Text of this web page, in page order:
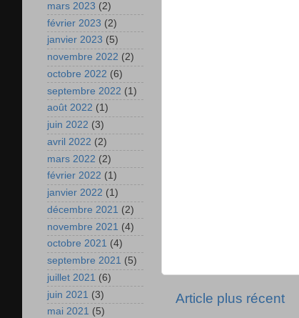
Article plus récent
mars 2023 (2)
février 2023 (2)
janvier 2023 (5)
novembre 2022 (2)
octobre 2022 (6)
septembre 2022 (1)
août 2022 (1)
juin 2022 (3)
avril 2022 (2)
mars 2022 (2)
février 2022 (1)
janvier 2022 (1)
décembre 2021 (2)
novembre 2021 (4)
octobre 2021 (4)
septembre 2021 (5)
juillet 2021 (6)
juin 2021 (3)
mai 2021 (5)